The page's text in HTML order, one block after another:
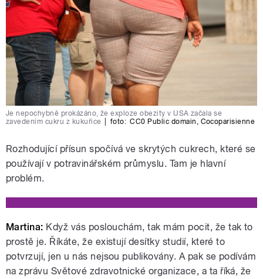
Je nepochybně prokázáno, že exploze obezity v USA začala se
zavedením cukru z kukuřice
foto: CC0 Public domain Cocoparisienne
Rozhodující přísun spočívá ve skrytých cukrech, které se
používají v potravinářském průmyslu. Tam je hlavní
problém.
Martina: Když vás poslouchám, tak mám pocit, že tak to
prostě je. Říkáte, že existují desítky studií, které to
potvrzují, jen u nás nejsou publikovány. A pak se podívám
na zprávu Světové zdravotnické organizace, a ta říká, že